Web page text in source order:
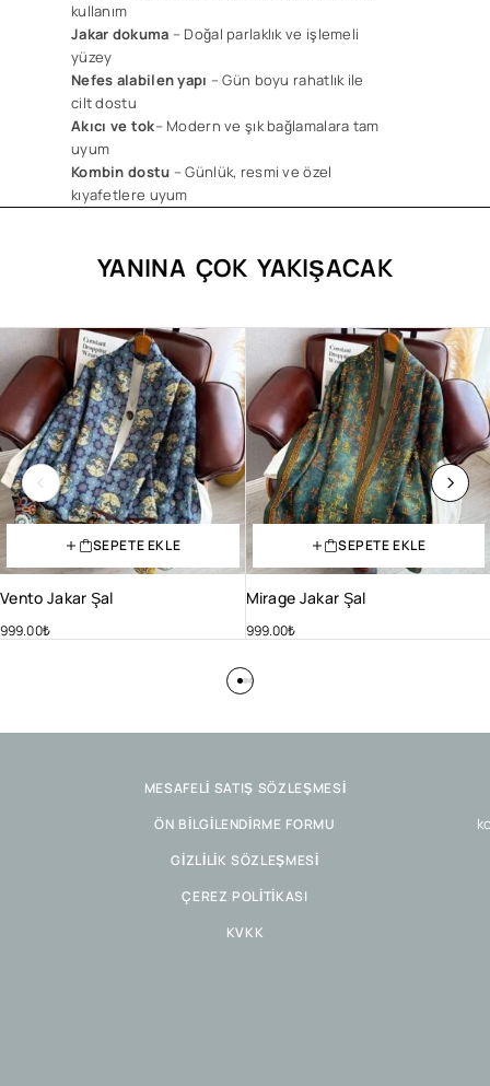
kullanım
Jakar dokuma – Doğal parlaklık ve işlemeli
yüzey
Nefes alabilen yapı – Gün boyu rahatlık ile
cilt dostu
Akıcı ve tok– Modern ve şık bağlamalara tam
uyum
Kombin dostu – Günlük, resmi ve özel
kıyafetlere uyum
YANINA ÇOK YAKIŞACAK
SEPETE EKLE
Vento Jakar Şal
999.00₺
SEPETE EKLE
Mirage Jakar Şal
999.00₺
MESAFELİ SATIŞ SÖZLEŞMESİ
ÖN BİLGİLENDİRME FORMU
GİZLİLİK SÖZLEŞMESİ
ÇEREZ POLİTİKASI
KVKK